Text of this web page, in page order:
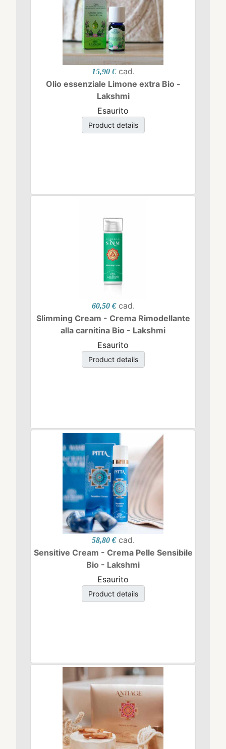
15,90 € cad.
Olio essenziale Limone extra Bio -
Lakshmi
Esaurito
Product details
60,50 € cad.
Slimming Cream - Crema Rimodellante
alla carnitina Bio - Lakshmi
Esaurito
Product details
58,80 € cad.
Sensitive Cream - Crema Pelle Sensibile
Bio - Lakshmi
Esaurito
Product details